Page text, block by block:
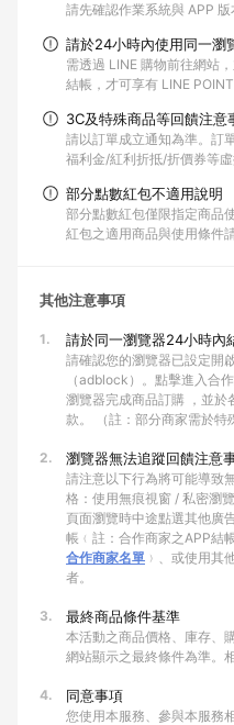
請先確認作業系統與 APP
請於24小時內使用同一瀏
需透過 LINE 購物前往網站
結帳，才可享有 LINE
3C及特殊商品等回饋注意
請以訂單成立通知為準。訂
福利金/紅利折抵/折價券等
部分點數紅包不適用說明
部分點數紅包僅限指定商品
紅包之適用商品與使用條件
其他注意事項
1. 請於同一瀏覽器24小時內
請確認您的瀏覽器已設定開
（adblock）。點擊進入合
瀏覽器完成商品訂購 ，並於
款。 （註：部分商家需於特
2. 瀏覽器無法追蹤回饋注意
請注意以下行為將可能導致
格：使用無痕視窗 / 私密瀏
頁面瀏覽時中途點選其他廣
帳﹙註：合作商家之APP結
合作商家名單 ﹚、或使用其
者。
3. 最終商品條件基準
本活動之商品價格、庫存、
網站顯示之最終條件為準。
4. 同意事項
您使用本服務、參與本服務